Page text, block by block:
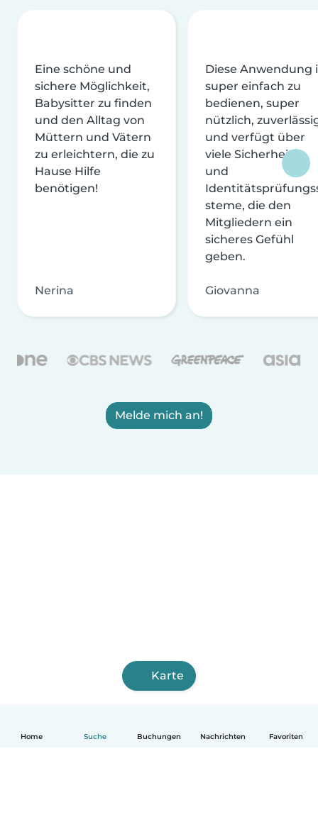
Home Suche Buchungen Nachrichten Favoriten
Eine schöne und
sichere Möglichkeit,
Babysitter zu finden
und den Alltag von
Müttern und Vätern
zu erleichtern, die zu
Hause Hilfe
benötigen!
Nerina
Diese Anwendung
super einfach zu
bedienen, super
nützlich,
und verfügt über
viele Sicherheits-
und
steme, die den
Mitgliedern ein
sicheres Gefühl
geben.
Giovanna
Melde mich an!
Karte